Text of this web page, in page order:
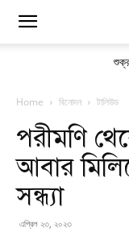
Home বিনোদন টালিউড
পরীমণি
আবার
সন্ধ্যা
এপ্রিল ২৩, ২০২৩